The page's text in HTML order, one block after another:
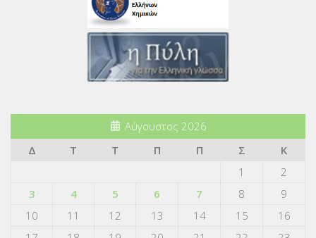
Αύγουστος 2026
Δ
Τ Τ Π Π Σ
Κ
1
2
3
4 5 6 7 8
9
10
11 12 13 14 15
16